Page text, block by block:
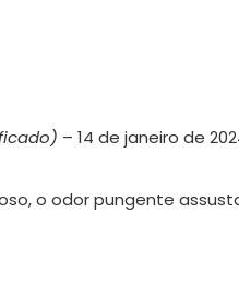
– 14 de janeiro de
o odor pungente